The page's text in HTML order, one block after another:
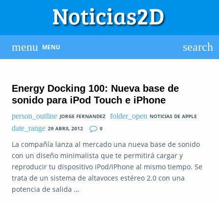
MENU
Energy Docking 100: Nueva base de
sonido para iPod Touch e iPhone
JORGE FERNANDEZ
NOTICIAS DE APPLE
29 ABRIL 2012
0
La compañía lanza al mercado una nueva base de sonido
con un diseño minimalista que te permitirá cargar y
reproducir tu dispositivo iPod/iPhone al mismo tiempo. Se
trata de un sistema de altavoces estéreo 2.0 con una
potencia de salida …